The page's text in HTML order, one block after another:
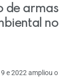
de armas
no
e 2022 ampliou o